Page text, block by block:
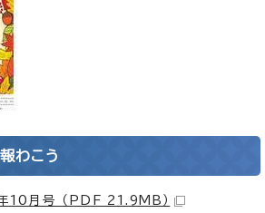
わこう
10月号 （PDF 21.9MB）